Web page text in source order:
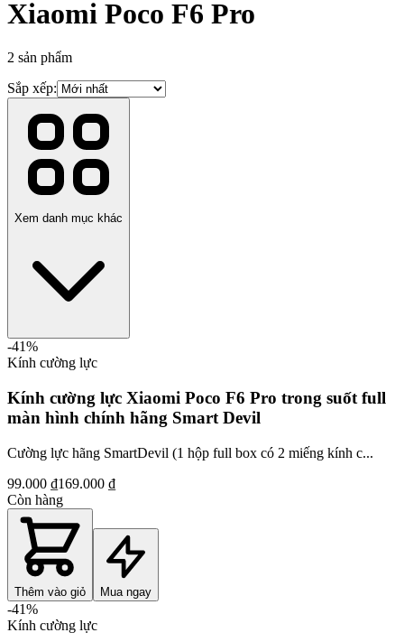
Xiaomi Poco F6 Pro
2 sản phẩm
Sắp xếp:
Xem danh mục khác
-41%
Kính cường lực
Kính cường lực Xiaomi Poco F6 Pro trong suốt full
màn hình chính hãng Smart Devil
Cường lực hãng SmartDevil (1 hộp full box có 2 miếng kính c...
99.000 ₫169.000 ₫
Còn hàng
Thêm vào giỏ Mua ngay
-41%
Kính cường lực